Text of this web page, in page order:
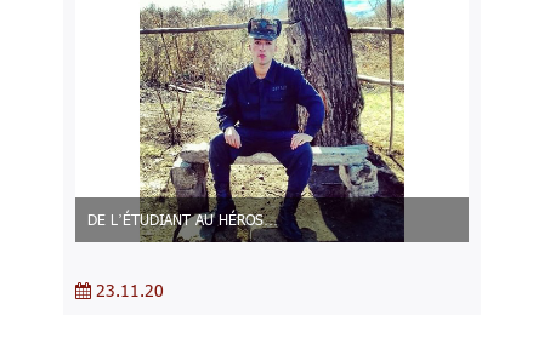
DE L’ÉTUDIANT AU HÉROS…
23.11.20